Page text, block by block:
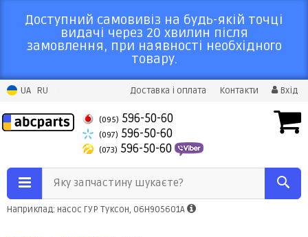
Доступний самовивіз на будь-якій точці
видачі через 20 хвилин після
замовлення, при наявності необхідного
товару.
UA RU Доставка і оплата Контакти Вхід
(095) 596-50-60
(097) 596-50-60
(073) 596-50-60
Яку запчастину шукаєте?
Наприклад: насос ГУР Туксон, 06H905601A